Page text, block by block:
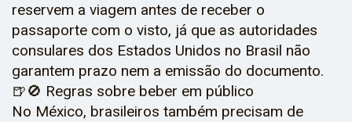
reservem a viagem antes de receber o
passaporte com o visto, já que as autoridades
consulares dos Estados Unidos no Brasil não
garantem prazo nem a emissão do documento.
🍺🚫 Regras sobre beber em público
No México, brasileiros também precisam de